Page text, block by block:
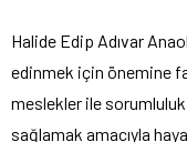
Halide Edip Adıvar
edinmek için önemine
meslekler ile
sağlamak amacıyla